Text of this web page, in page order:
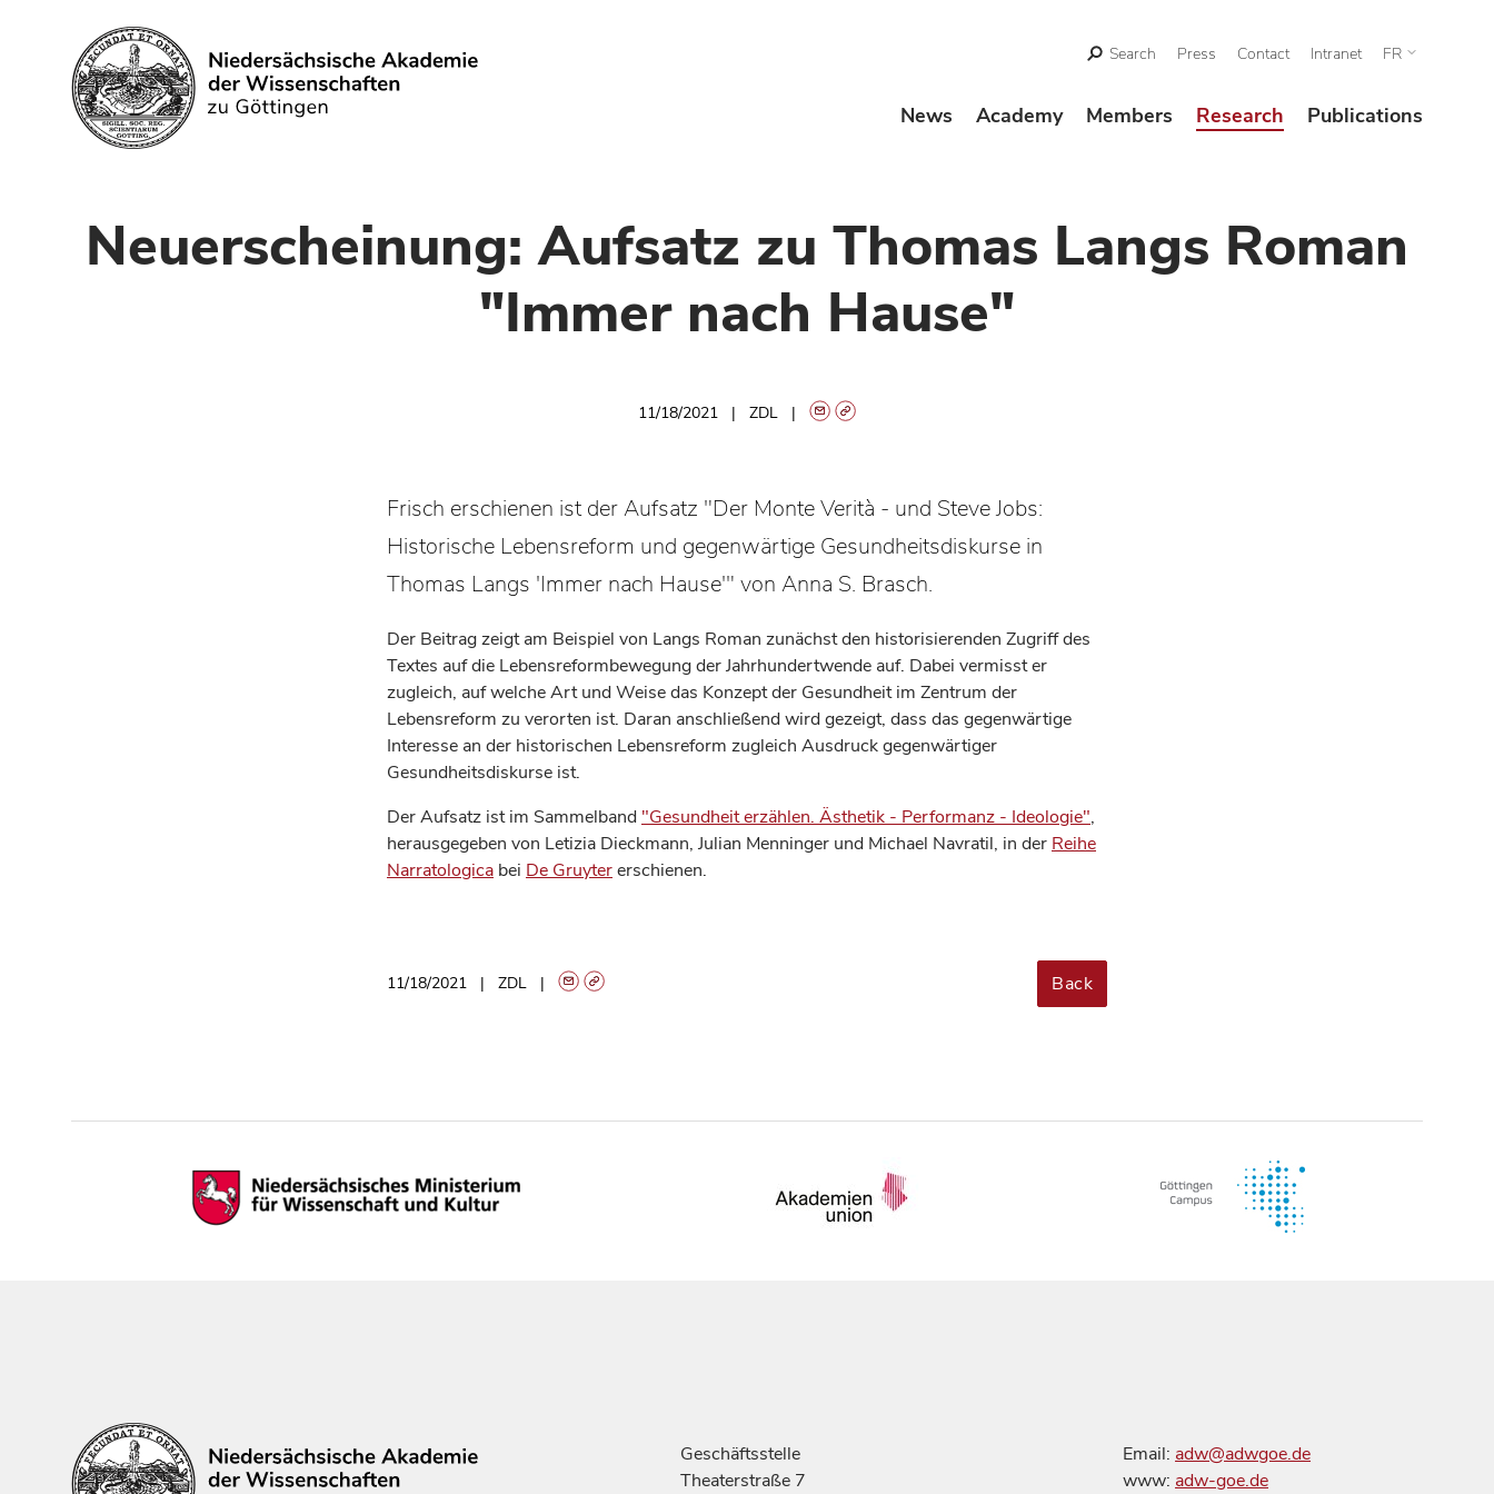
Search
Search Press Contact Intranet FR
News Academy Members Research Publications
Neuerscheinung: Aufsatz zu Thomas Langs Roman
"Immer nach Hause"
11/18/2021 ZDL
Frisch erschienen ist der Aufsatz "Der Monte Verità - und Steve Jobs:
Historische Lebensreform und gegenwärtige Gesundheitsdiskurse in
Thomas Langs 'Immer nach Hause'" von Anna S. Brasch.
Der Beitrag zeigt am Beispiel von Langs Roman zunächst den historisierenden Zugriff des
Textes auf die Lebensreformbewegung der Jahrhundertwende auf. Dabei vermisst er
zugleich, auf welche Art und Weise das Konzept der Gesundheit im Zentrum der
Lebensreform zu verorten ist. Daran anschließend wird gezeigt, dass das gegenwärtige
Interesse an der historischen Lebensreform zugleich Ausdruck gegenwärtiger
Gesundheitsdiskurse ist.
Der Aufsatz ist im Sammelband "Gesundheit erzählen. Ästhetik - Performanz - Ideologie",
herausgegeben von Letizia Dieckmann, Julian Menninger und Michael Navratil, in der Reihe
Narratologica bei De Gruytererschienen.
11/18/2021 ZDL Back
Geschäftsstelle
Theaterstraße 7
Email: adw@adwgoe.de
www: adw-goe.de